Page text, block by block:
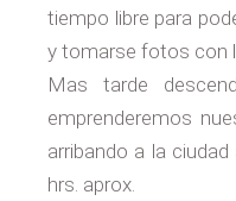
tiempo libre para
y tomarse fotos con
Mas tarde
emprenderemos
arribando a la
hrs. aprox.